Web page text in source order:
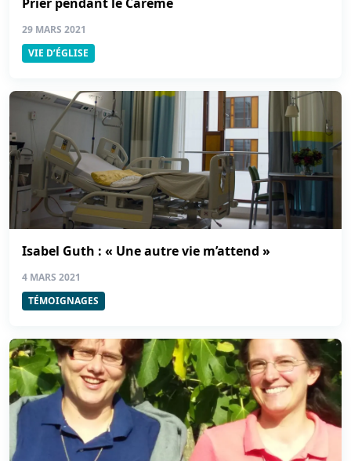
29 MARS 2021
VIE D’ÉGLISE
Isabel Guth : « Une autre vie m’attend »
4 MARS 2021
TÉMOIGNAGES